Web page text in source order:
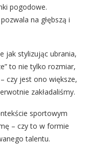
pogodowe.
na głębszą i
jak stylizując ubrania,
to nie tylko rozmiar,
czy jest ono większe,
zakładaliśmy.
sportowym
– czy to w formie
talentu.